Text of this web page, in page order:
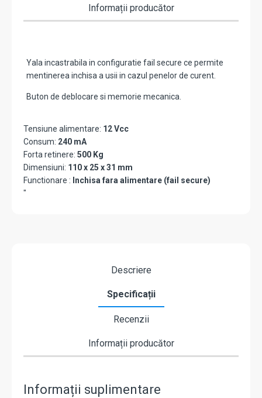
Informații producător
Yala incastrabila in configuratie fail secure ce permite
mentinerea inchisa a usii in cazul penelor de curent.
Buton de deblocare si memorie mecanica.
Tensiune alimentare: 12 Vcc
Consum: 240 mA
Forta retinere: 500 Kg
Dimensiuni: 110 x 25 x 31 mm
Functionare : Inchisa fara alimentare (fail secure)
"
Descriere
Specificații
Recenzii
Informații producător
Informații suplimentare